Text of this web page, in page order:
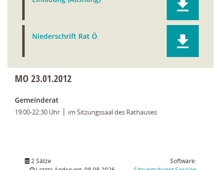
Niederschrift Rat Ö
MO 23.01.2012
Gemeinderat
19:00-22:30 Uhr im Sitzungssaal des Rathauses
2 Sätze
Software: